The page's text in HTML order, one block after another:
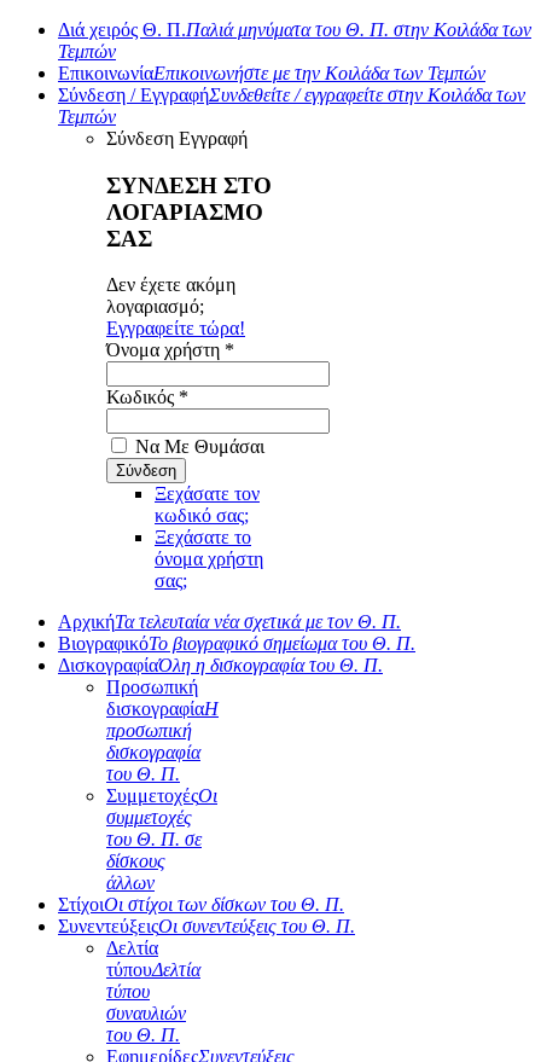
Διά χειρός Θ. Π.Παλιά μηνύματα του Θ. Π. στην Κοιλάδα των
Τεμπών
ΕπικοινωνίαΕπικοινωνήστε με την Κοιλάδα των Τεμπών
Σύνδεση / ΕγγραφήΣυνδεθείτε / εγγραφείτε στην Κοιλάδα των
Τεμπών
Σύνδεση Εγγραφή
ΣΥΝΔΕΣΗ ΣΤΟ
ΛΟΓΑΡΙΑΣΜΟ
ΣΑΣ
Δεν έχετε ακόμη
λογαριασμό;
Εγγραφείτε τώρα!
Όνομα χρήστη *
Κωδικός *
Να Με Θυμάσαι
Ξεχάσατε τον
κωδικό σας;
Ξεχάσατε το
όνομα χρήστη
σας;
ΑρχικήΤα τελευταία νέα σχετικά με τον Θ. Π.
ΒιογραφικόΤο βιογραφικό σημείωμα του Θ. Π.
ΔισκογραφίαΌλη η δισκογραφία του Θ. Π.
Προσωπική
δισκογραφίαΗ
προσωπική
δισκογραφία
του Θ. Π.
ΣυμμετοχέςΟι
συμμετοχές
του Θ. Π. σε
δίσκους
άλλων
ΣτίχοιΟι στίχοι των δίσκων του Θ. Π.
ΣυνεντεύξειςΟι συνεντεύξεις του Θ. Π.
Δελτία
τύπουΔελτία
τύπου
συναυλιών
του Θ. Π.
ΕφημερίδεςΣυνεντεύξεις